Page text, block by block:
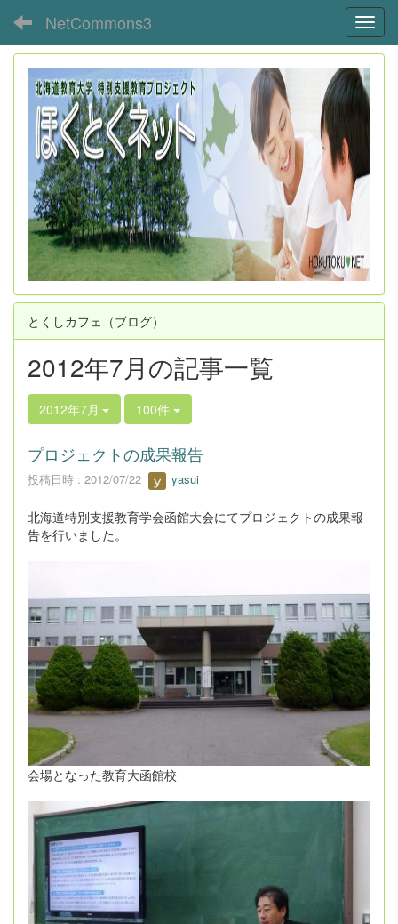
NetCommons3
とくしカフェ（ブログ）
2012年7月の記事一覧
2012年7月 100件
プロジェクトの成果報告
投稿日時 : 2012/07/22 yasui
北海道特別支援教育学会函館大会にてプロジェクトの成果報
告を行いました。
会場となった教育大函館校